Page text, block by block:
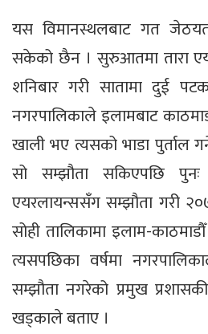
यस विमानस्थलबाट गत
सकेको छैन । सुरुआतमा तारा
शनिबार गरी सातामा दुई
नगरपालिकाले इलामबाट
खाली भए त्यसको भाडा पुर्ताल
सो सम्झौता सकिएपछि
एयरलायन्ससँग सम्झौता गरी
सोही तालिकामा इलाम-
त्यसपछिका वर्षमा
सम्झौता नगरेको प्रमुख
खड्काले बताए ।